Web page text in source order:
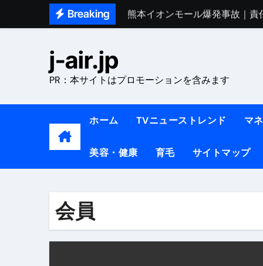
Breaking
熊本イオンモール爆発事故｜責
【医者が教える】本当に痩せる
中町綾が2週間で3.5kg痩せた
【医者が解説】このふくらはぎ
j-air.jp
PR：本サイトはプロモーションを含みます
ホーム TVニューストレンド マ
美容・健康 育毛 サイトマップ
会員